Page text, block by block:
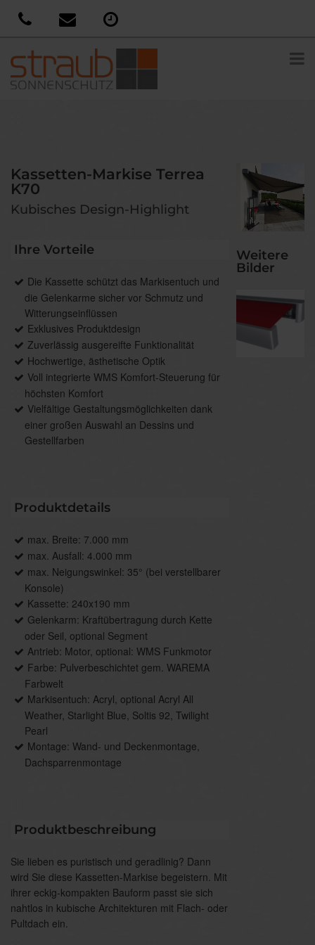
Kassetten-Markise Terrea
K70
Kubisches Design-Highlight
Ihre Vorteile
Die Kassette schützt das Markisentuch und
die Gelenkarme sicher vor Schmutz und
Witterungseinflüssen
Exklusives Produktdesign
Zuverlässig ausgereifte Funktionalität
Hochwertige, ästhetische Optik
Voll integrierte WMS Komfort-Steuerung für
höchsten Komfort
Vielfältige Gestaltungsmöglichkeiten dank
einer großen Auswahl an Dessins und
Gestellfarben
Produktdetails
max. Breite: 7.000 mm
max. Ausfall: 4.000 mm
max. Neigungswinkel: 35° (bei verstellbarer
Konsole)
Kassette: 240x190 mm
Gelenkarm: Kraftübertragung durch Kette
oder Seil, optional Segment
Antrieb: Motor, optional: WMS Funkmotor
Farbe: Pulverbeschichtet gem. WAREMA
Farbwelt
Markisentuch: Acryl, optional Acryl All
Weather, Starlight Blue, Soltis 92, Twilight
Pearl
Montage: Wand- und Deckenmontage,
Dachsparrenmontage
Produktbeschreibung
Sie lieben es puristisch und geradlinig? Dann
wird Sie diese Kassetten-Markise begeistern. Mit
ihrer eckig-kompakten Bauform passt sie sich
nahtlos in kubische Architekturen mit Flach- oder
Pultdach ein.
Weitere
Bilder